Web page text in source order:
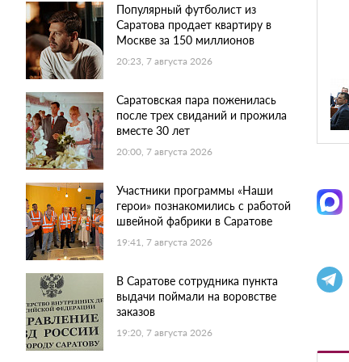
Популярный футболист из
Саратова продает квартиру в
Москве за 150 миллионов
20:23, 7 августа 2026
Саратовская пара поженилась
после трех свиданий и прожила
вместе 30 лет
20:00, 7 августа 2026
Участники программы «Наши
герои» познакомились с работой
швейной фабрики в Саратове
19:41, 7 августа 2026
В Саратове сотрудника пункта
выдачи поймали на воровстве
заказов
19:20, 7 августа 2026